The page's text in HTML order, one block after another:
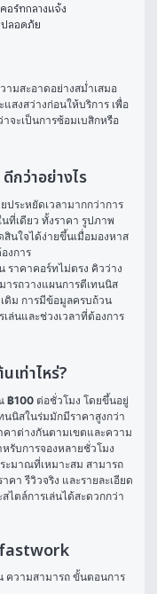
อร์ทกลางแจ้ง
ปลอดภัย
มสะอาดอย่างสม่ำเสมอ
สงสว่างก่อนให้บริการ เพื่อ
จะเป็นการซ้อมเบสิกหรือ
ว่าอย่างไร
ระหยัดเวลามากกว่าการ
ที่เดียว ทั้งราคา รูปภาพ
สินใจได้ง่ายขึ้นเมื่อมองหาส
งการ
าคาคอร์ทไม่ตรง คิวว่าง
รถวางแผนการตีเทนนิส
ดิม การมีข้อมูลครบถ้วน
ล่นและช่วงเวลาที่ต้องการ
เท่าไหร่?
฿100 ต่อชั่วโมง โดยขึ้นอยู่
นนิสในร่มมักมีราคาสูงกว่า
คาต่างกันตามเขตและความ
รับการจองหลายชั่วโมง
มาณที่เหมาะสม สามารถ
คา รีวิวจริง และรายละเอียด
ไตล์การเล่นได้สะดวกกว่า
fastwork
ความสามารถ ขั้นตอนการ